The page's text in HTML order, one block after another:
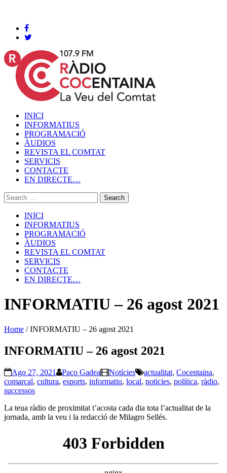
INICI
INFORMATIUS
PROGRAMACIÓ
ÀUDIOS
REVISTA EL COMTAT
SERVICIS
CONTACTE
EN DIRECTE…
INICI
INFORMATIUS
PROGRAMACIÓ
ÀUDIOS
REVISTA EL COMTAT
SERVICIS
CONTACTE
EN DIRECTE…
INFORMATIU – 26 agost 2021
Home /INFORMATIU – 26 agost 2021
INFORMATIU – 26 agost 2021
Ago 27, 2021 Paco Gadea Notícies actualitat, Cocentaina,
comarcal, cultura, esports, informatiu, local, noticies, política, ràdio,
successos
La teua ràdio de proximitat t’acosta cada dia tota l’actualitat de la
jornada, amb la veu i la redacció de Milagro Sellés.